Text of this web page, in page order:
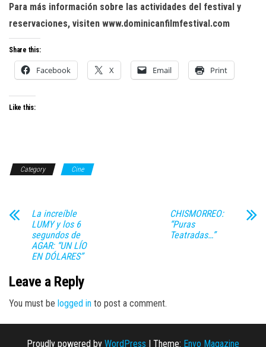
Para más información sobre las actividades del festival y
reservaciones, visiten www.dominicanfilmfestival.com
Share this:
Facebook X Email Print
Like this:
Category Cine
La increíble
LUMY y los 6
segundos de
AGAR: “UN LÍO
EN DÓLARES”
CHISMORREO:
“Puras
Teatradas…”
Leave a Reply
You must be logged in to post a comment.
Proudly powered by WordPress | Theme: Envo Magazine